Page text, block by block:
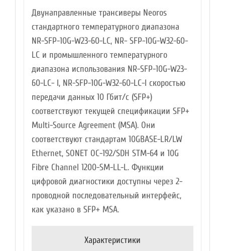
Двунаправленные трансиверы Neoros
стандартного температурного диапазона
NR-SFP-10G-W23-60-LC, NR- SFP-10G-W32-60-
LC и промышленного температурного
диапазона использования NR-SFP-10G-W23-
60-LC- I, NR-SFP-10G-W32-60-LC-I скоростью
передачи данных 10 Гбит/с (SFP+)
соответствуют текущей спецификации SFP+
Multi-Source Agreement (MSA). Они
соответствуют стандартам 10GBASE-LR/LW
Ethernet, SONET OC-192/SDH STM-64 и 10G
Fibre Channel 1200-SM-LL-L. Функции
цифровой диагностики доступны через 2-
проводной последовательный интерфейс,
как указано в SFP+ MSA.
Характеристики